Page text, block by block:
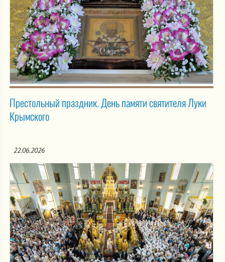
Престольный праздник. День памяти святителя Луки
Крымского
22.06.2026